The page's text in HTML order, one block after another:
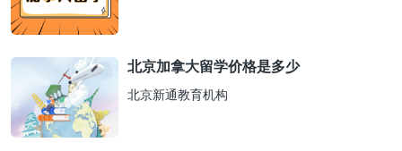
北京加拿大留学价格是多少
北京新通教育机构